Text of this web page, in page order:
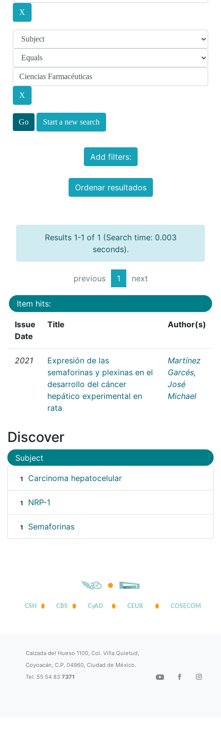
Start a new search
Add filters:
Ordenar resultados
Results 1-1 of 1 (Search time: 0.003
seconds).
previous 1 next
Item hits:
Issue
Date
Title Author(s)
2021
Expresión de las
semaforinas y plexinas en el
desarrollo del cáncer
hepático experimental en
rata
Martínez
Garcés,
José
Michael
Discover
Subject
1 Carcinoma hepatocelular
1 NRP-1
1 Semaforinas
CSH CBS CyAD CEUX COSECOM
Calzada del Hueso 1100, Col. Villa Quietud,
Coyoacán, C.P. 04960, Ciudad de México.
Tel. 55 54 837371